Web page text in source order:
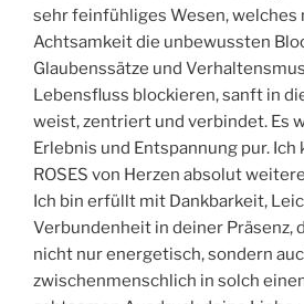
sehr feinfühliges Wesen,
Achtsamkeit die unbewussten
Glaubenssätze und
Lebensfluss blockieren, sanft in
weist, zentriert und verbindet. Es
Erlebnis und Entspannung pur. Ich
ROSES von Herzen absolut
Ich bin erfüllt mit Dankbarkeit,
Verbundenheit in deiner Präsenz,
nicht nur energetisch, sondern
zwischenmenschlich in solch